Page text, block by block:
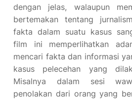
dengan jelas, walaupun
bertemakan tentang
fakta dalam suatu kasus
film ini memperlihatkan
mencari fakta dan informasi
kasus pelecehan yang
Misalnya dalam sesi
penolakan dari orang yang